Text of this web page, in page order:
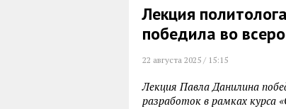
Лекция
победила во
22 августа 2025 / 15:15
Лекция Павла Данилина
разработок в рамках курса